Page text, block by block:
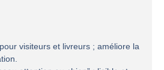
visiteurs et livreurs ; améliore la